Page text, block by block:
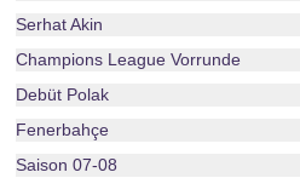
Serhat Akin
Champions League Vorrunde
Debüt Polak
Fenerbahçe
Saison 07-08